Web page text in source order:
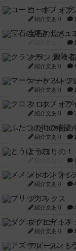
コード・オ
紹介文あり
宝石の煌き：
クランク! ：
紹介文あり
マーケットフ
紹介文あり
クロス・オブ
紹介文あり
ふたつの街の
紹介文あり
とうほうの！
メメントオン
紹介文あり
ブリックス
紹介文あり
ダグエイトチ
紹介文あり
アズール：シ